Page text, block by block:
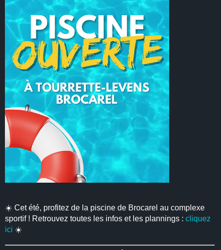
☀️ Cet été, profitez de la piscine de Brocarel au complexe
sportif ! Retrouvez toutes les infos et les plannings :cliquez
ici ☀️